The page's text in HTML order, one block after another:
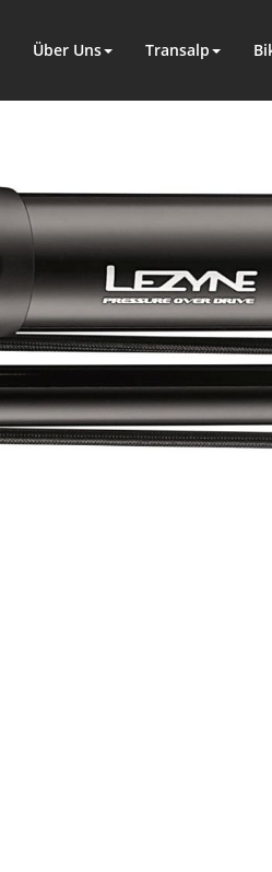
Über Uns Transalp